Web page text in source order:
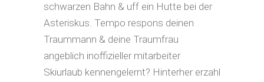
schwarzen Bahn & uff ein Hutte bei der
Asteriskus. Tempo respons deinen
Traummann & deine Traumfrau
angeblich inoffizieller mitarbeiter
Skiurlaub kennengelernt? Hinterher erzahl